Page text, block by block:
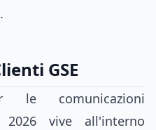
GSE
le comunicazioni
2026 vive all'interno